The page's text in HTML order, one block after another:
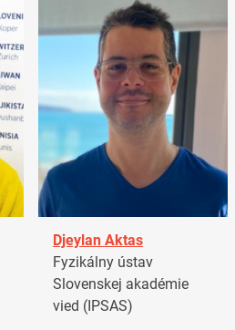
Djeylan Aktas
Fyzikálny ústav
Slovenskej akadémie
vied (IPSAS)